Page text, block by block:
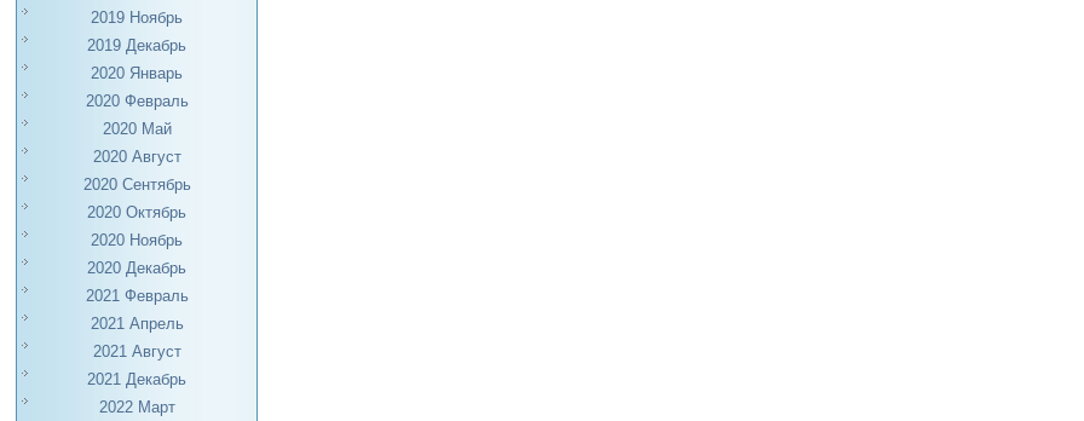
2019 Ноябрь
2019 Декабрь
2020 Январь
2020 Февраль
2020 Май
2020 Август
2020 Сентябрь
2020 Октябрь
2020 Ноябрь
2020 Декабрь
2021 Февраль
2021 Апрель
2021 Август
2021 Декабрь
2022 Март